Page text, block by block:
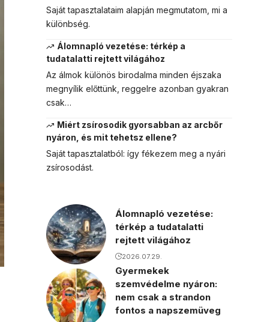
Saját tapasztalataim alapján megmutatom, mi a
különbség.
Álomnapló vezetése: térkép a
tudatalatti rejtett világához
Az álmok különös birodalma minden éjszaka
megnyílik előttünk, reggelre azonban gyakran
csak…
Miért zsírosodik gyorsabban az arcbőr
nyáron, és mit tehetsz ellene?
Saját tapasztalatból: így fékezem meg a nyári
zsírosodást.
Álomnapló vezetése:
térkép a tudatalatti
rejtett világához
2026.07.29.
Gyermekek
szemvédelme nyáron:
nem csak a strandon
fontos a napszemüveg